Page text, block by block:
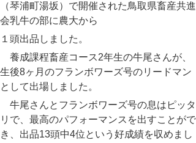
（琴浦町湯坂）で開催された鳥取県畜産共進
会乳牛の部に農大から
１頭出品しました。
養成課程畜産コース2年生の牛尾さんが、
生後8ヶ月のフランボワーズ号のリードマン
として出場しました。
牛尾さんとフランボワーズ号の息はピッタ
リで、最高のパフォーマンスを出すことがで
き、出品13頭中4位という好成績を収めまし